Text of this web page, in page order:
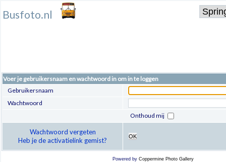
Busfoto.nl
Voer je gebruikersnaam en wachtwoord in om in te loggen
Gebruikersnaam
Wachtwoord
Onthoud mij
Wachtwoord vergeten
Heb je de activatielink gemist?
OK
Powered by Coppermine Photo Gallery